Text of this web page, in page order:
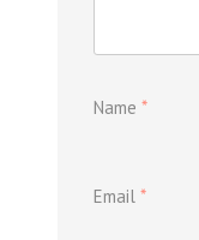
Name *
Email *